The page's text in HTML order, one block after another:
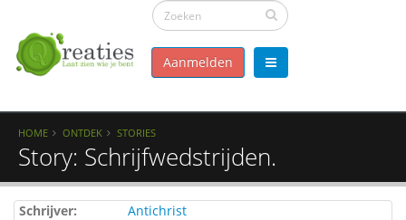
Aanmelden
HOME ONTDEK STORIES
Story: Schrijfwedstrijden.
Schrijver:
Antichrist